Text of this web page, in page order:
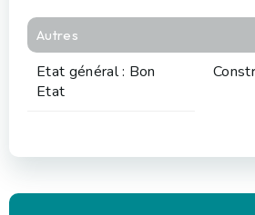
Autres
Etat général : Bon
Etat